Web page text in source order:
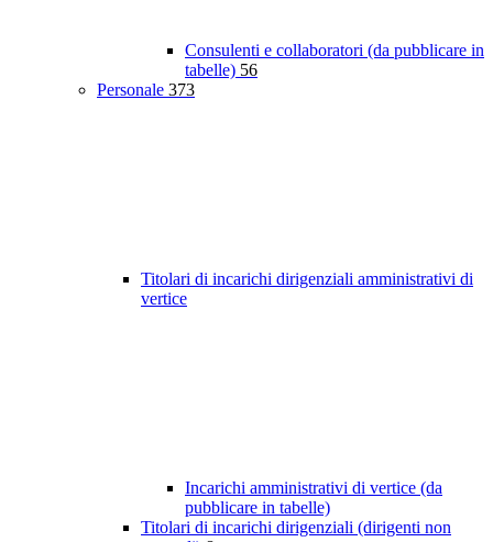
Consulenti e collaboratori (da pubblicare in
tabelle) 56
Personale 373
Titolari di incarichi dirigenziali amministrativi di
vertice
Incarichi amministrativi di vertice (da
pubblicare in tabelle)
Titolari di incarichi dirigenziali (dirigenti non